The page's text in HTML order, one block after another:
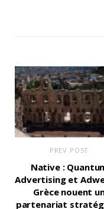
PREV POST
Native :
Advertising et
Grèce nouent
partenariat